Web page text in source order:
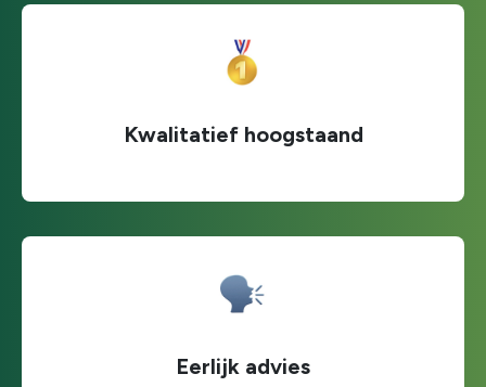
Kwalitatief hoogstaand
Eerlijk advies